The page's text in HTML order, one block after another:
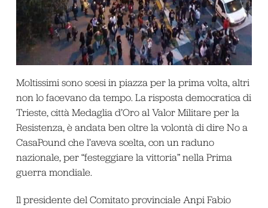
Moltissimi sono scesi in piazza per la prima volta, altri
non lo facevano da tempo. La risposta democratica di
Trieste, città Medaglia d’Oro al Valor Militare per la
Resistenza, è andata ben oltre la volontà di dire No a
CasaPound che l’aveva scelta, con un raduno
nazionale, per “festeggiare la vittoria” nella Prima
guerra mondiale.
Il presidente del Comitato provinciale Anpi Fabio